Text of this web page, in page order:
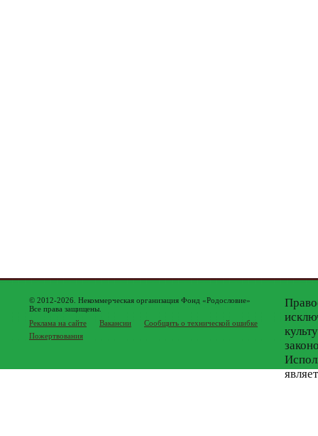
© 2012-2026. Некоммерческая организация Фонд «Родословие»
Все права защищены.
Реклама на сайте
Вакансии
Сообщить о технической ошибке
Пожертвования